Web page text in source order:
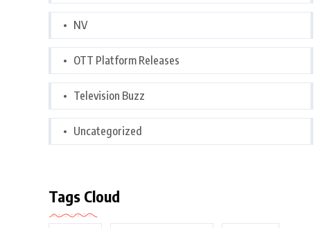
NV
OTT Platform Releases
Television Buzz
Uncategorized
Tags Cloud